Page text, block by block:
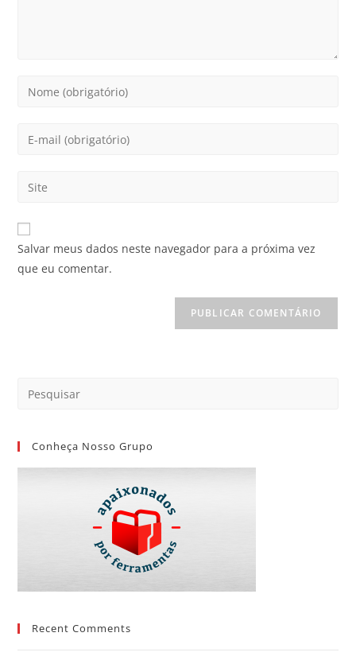
Salvar meus dados neste navegador para a próxima vez
que eu comentar.
Conheça Nosso Grupo
Recent Comments